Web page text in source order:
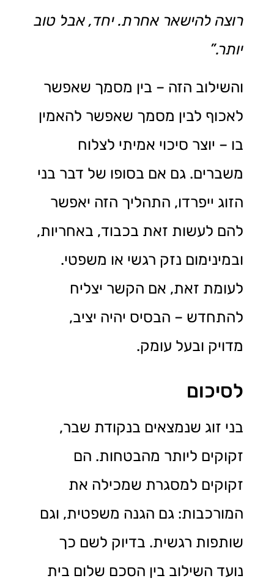
רוצה להישאר אחרת. יחד, אבל טוב
יותר.”
והשילוב הזה – בין מסמך שאפשר
לאכוף לבין מסמך שאפשר להאמין
בו – יוצר סיכוי אמיתי לצלוח
משברים. גם אם בסופו של דבר בני
הזוג ייפרדו, התהליך הזה יאפשר
להם לעשות זאת בכבוד, באחריות,
ובמינימום נזק רגשי או משפטי.
לעומת זאת, אם הקשר יצליח
להתחדש – הבסיס יהיה יציב,
מדויק ובעל עומק.
לסיכום
בני זוג שנמצאים בנקודת שבר,
זקוקים ליותר מהבטחות. הם
זקוקים למסגרת שמכילה את
המורכבות: גם הגנה משפטית, וגם
שותפות רגשית. בדיוק לשם כך
נועד השילוב בין הסכם שלום בית